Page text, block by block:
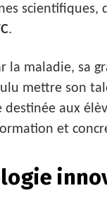
scientifiques,
.
la maladie, sa
mettre son
destinée aux
et